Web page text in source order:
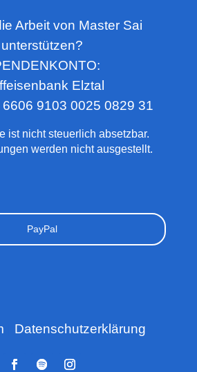
Arbeit von Master Sai
unterstützen?
Elztal
9103 0025 0829 31
ist nicht steuerlich absetzbar.
werden nicht ausgestellt.
PayPal
Datenschutzerklärung